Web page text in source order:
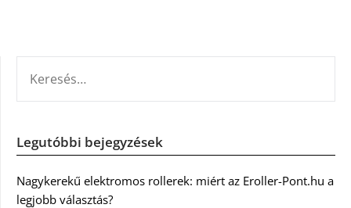
Legutóbbi bejegyzések
Nagykerekű elektromos rollerek: miért az Eroller-Pont.hu a
legjobb választás?